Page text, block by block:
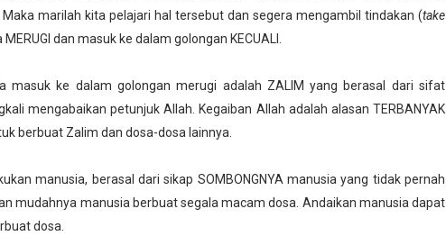
marilah kita pelajari hal tersebut dan segera mengambil tindakan (take
dan masuk ke dalam golongan KECUALI.
masuk ke dalam golongan merugi adalah ZALIM yang berasal dari sifat
mengabaikan petunjuk Allah. Kegaiban Allah adalah alasan TERBANYAK
berbuat Zalim dan dosa-dosa lainnya.
manusia, berasal dari sikap SOMBONGNYA manusia yang tidak pernah
mudahnya manusia berbuat segala macam dosa. Andaikan manusia dapat
dosa.